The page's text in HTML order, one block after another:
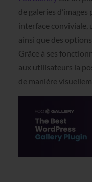
de galeries
interface conviviale,
ainsi que des
Grâce à ses
aux utilisateurs la
de manière